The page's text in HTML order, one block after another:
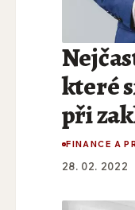
které
při
FINANCE A
28. 02. 2022